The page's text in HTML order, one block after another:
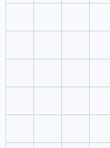
Transformez une
avec sujet, scène,